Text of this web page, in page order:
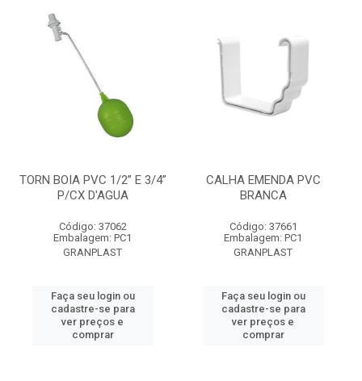
TORN BOIA PVC 1/2” E 3/4”
P/CX D'AGUA
Código: 37062
Embalagem: PC1
GRANPLAST
Faça seu login ou
cadastre-se para
ver preços e
comprar
CALHA EMENDA PVC
BRANCA
Código: 37661
Embalagem: PC1
GRANPLAST
Faça seu login ou
cadastre-se para
ver preços e
comprar